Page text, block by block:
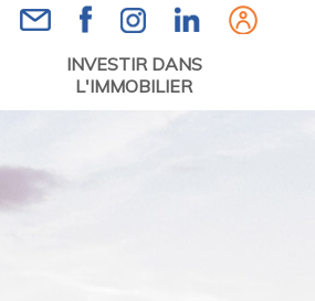
INVESTIR DANS
L'IMMOBILIER